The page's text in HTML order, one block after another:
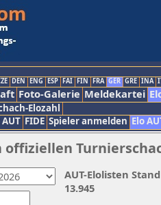
DEN ENG ESP FAI FIN FRA GER GRE INA
Foto-Galerie Meldekartei
Elozahl
FIDE Spieler anmelden Elo
AUT-Elolisten
13.945